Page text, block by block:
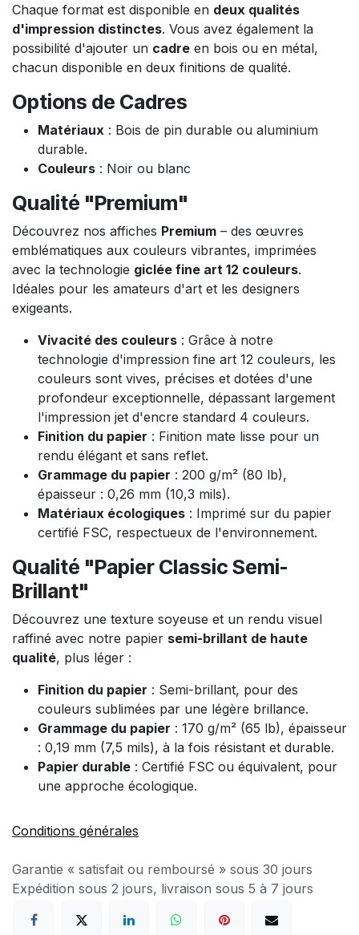
Chaque format est disponible en deux qualités
d'impression distinctes. Vous avez également la
possibilité d'ajouter un cadre en bois ou en métal,
chacun disponible en deux finitions de qualité.
Options de Cadres
Matériaux : Bois de pin durable ou aluminium
durable.
Couleurs : Noir ou blanc
Qualité "Premium"
Découvrez nos affiches Premium – des œuvres
emblématiques aux couleurs vibrantes, imprimées
avec la technologie giclée fine art 12 couleurs.
Idéales pour les amateurs d'art et les designers
exigeants.
Vivacité des couleurs : Grâce à notre
technologie d'impression fine art 12 couleurs, les
couleurs sont vives, précises et dotées d'une
profondeur exceptionnelle, dépassant largement
l'impression jet d'encre standard 4 couleurs.
Finition du papier : Finition mate lisse pour un
rendu élégant et sans reflet.
Grammage du papier : 200 g/m² (80 lb),
épaisseur : 0,26 mm (10,3 mils).
Matériaux écologiques : Imprimé sur du papier
certifié FSC, respectueux de l'environnement.
Qualité "Papier Classic Semi-
Brillant"
Découvrez une texture soyeuse et un rendu visuel
raffiné avec notre papier semi-brillant de haute
qualité, plus léger :
Finition du papier : Semi-brillant, pour des
couleurs sublimées par une légère brillance.
Grammage du papier : 170 g/m² (65 lb), épaisseur
: 0,19 mm (7,5 mils), à la fois résistant et durable.
Papier durable : Certifié FSC ou équivalent, pour
une approche écologique.
Conditions générales
Garantie « satisfait ou remboursé » sous 30 jours
Expédition sous 2 jours, livraison sous 5 à 7 jours